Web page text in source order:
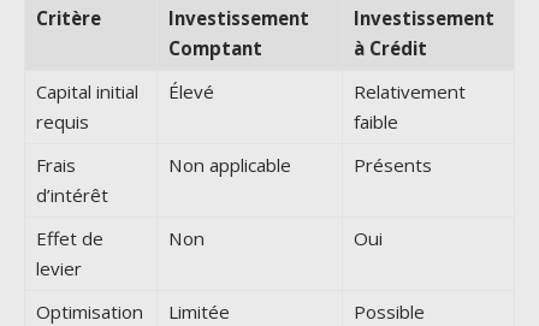
Critère
Investissement
Comptant
Investissement
à Crédit
Capital initial
requis
Élevé
Relativement
faible
Frais
d’intérêt
Non applicable Présents
Effet de
levier
Non Oui
Optimisation
Limitée Possible